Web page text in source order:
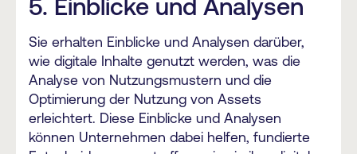
5. Einblicke und Analysen
Sie erhalten Einblicke und Analysen darüber,
wie digitale Inhalte genutzt werden, was die
Analyse von Nutzungsmustern und die
Optimierung der Nutzung von Assets
erleichtert. Diese Einblicke und Analysen
können Unternehmen dabei helfen, fundierte